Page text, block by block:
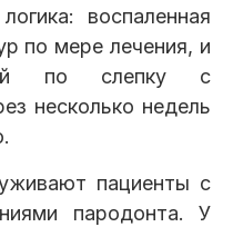
воспаленная
по мере лечения, и
по слепку с
несколько недель
пациенты с
пародонта. У